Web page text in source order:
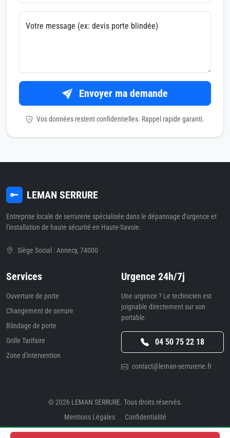
Votre message (ex: devis porte blindée)
Envoyer ma demande
Vos données restent confidentielles. Rappel rapide garanti.
LEMAN SERRURE
Entreprise locale de serrurerie spécialisée dans le dépannage d'urgence et
l'installation de haute sécurité en Haute-Savoie.
Siège Social : Annecy, 74000
Services
Ouverture de porte
Changement de serrure
Blindage de porte
Grille Tarifaire
Zone d'intervention
Urgence 24h/7j
Une urgence ? Le technicien est
joignable directement sur son
portable.
04 50 75 22 18
contact@leman-serrurerie.fr
© 2026 LEMAN SERRURE. Tous droits réservés.
Mentions Légales
Confidentialité